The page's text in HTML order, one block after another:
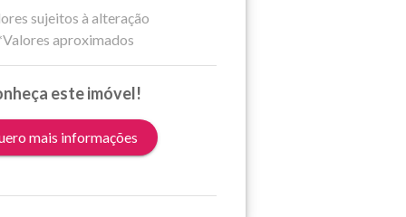
sujeitos à alteração
aproximados
este imóvel!
mais informações